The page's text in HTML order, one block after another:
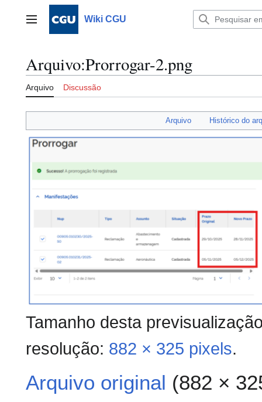
Menu principalWiki CGU
Arquivo:Prorrogar-2.png
Arquivo Discussão
Arquivo Histórico do
Tamanho desta
resolução: 882 × 325 pixels.
Arquivo original (882 ×